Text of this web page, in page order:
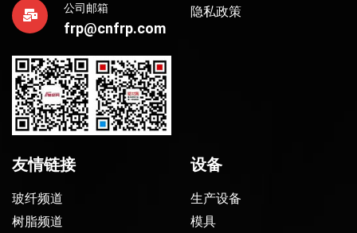
公司邮箱
frp@cnfrp.com
隐私政策
友情链接
玻纤频道
树脂频道
设备
生产设备
模具